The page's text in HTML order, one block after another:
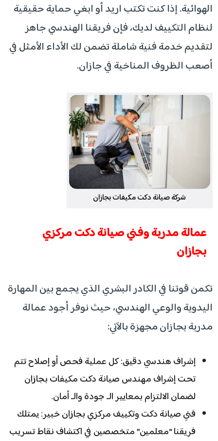
الهوائية. إذا كنت تكتب اريد أو ابغي حماية حقيقية
لنظام التكييف لديك، فإن فريقنا الهندسي جاهز
لتقديم خدمة فنية شاملة تضمن لك الأداء الأمثل في
أصعب الظروف المناخية في جازان.
شركة صيانة دكت مكيفات بجازان
عمالة مدربة وفني صيانة دكت مركزي
بجازان
تكمن قوتنا في الكادر البشري الذي يجمع بين المهارة
اليدوية والوعي الهندسي، حيث نوفر أجود عمالة
مدربة بجازان مجهزة بالآتي:
إشراف هندسي دقيق: كل عملية فحص أو إصلاح تتم
تحت إشراف مهندس صيانة دكت مكيفات بجازان
لضمان الالتزام بمعايير الـ جودة والـ أمان.
فني صيانة دكت وتكييف مركزي بجازان خبير: يمتلك
فريقنا “معلمين” متخصصين في اكتشاف نقاط تسريب